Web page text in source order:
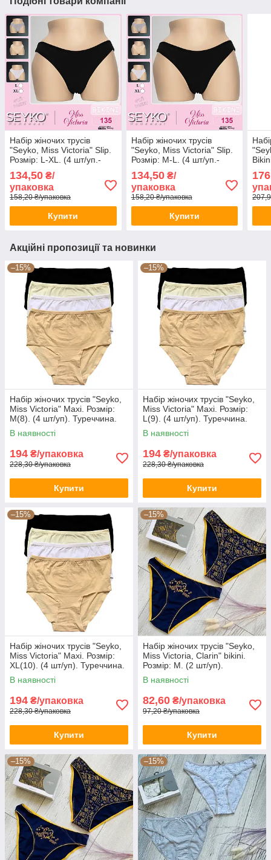
Набір жіночих трусів
"Seyko, Miss Victoria" Slip.
Розмір: L-XL. (4 шт/уп.-
чорний,білий,сірий,беж).
Туреччина.
134,50 ₴/
упаковка
158,20 ₴/упаковка
Купити
Набір жіночих трусів
"Seyko, Miss Victoria" Slip.
Розмір: M-L. (4 шт/уп.-
чорний,білий,сірий,беж).
Туреччина.
134,50₴/
упаковка
158,20 ₴/упаковка
Купити
уп.-
Акційні пропозиції та новинки
–15%
Набір жіночих трусів "Seyko,
Miss Victoria" Maxi. Розмір:
M(8). (4 шт/уп). Туреччина.
(38734-M)
В наявності
194 ₴/упаковка
228,30 ₴/упаковка
Купити
–15%
Набір жіночих трусів "Seyko,
Miss Victoria" Maxi. Розмір:
L(9). (4 шт/уп). Туреччина.
(38734-L)
В наявності
194 ₴/упаковка
228,30 ₴/упаковка
Купити
–15%
Набір жіночих трусів "Seyko,
Miss Victoria" Maxi. Розмір:
XL(10). (4 шт/уп). Туреччина.
(38734-XL)
В наявності
194 ₴/упаковка
228,30 ₴/упаковка
Купити
–15%
Набір жіночих трусів "Seyko,
Miss Victoria, Clarin" bikini.
Розмір: M. (2 шт/уп).
Туреччина. (CN-127-M)
В наявності
82,60 ₴/упаковка
97,20 ₴/упаковка
Купити
–15% –15%